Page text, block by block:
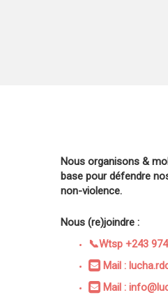
Nous organisons &
base pour défendre
non-violence.
Nous (re)joindre :
📞Wtsp +243
Mail :
Mail :